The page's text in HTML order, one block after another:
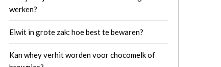
werken?
Eiwit in grote zak: hoe best te bewaren?
Kan whey verhit worden voor chocomelk of